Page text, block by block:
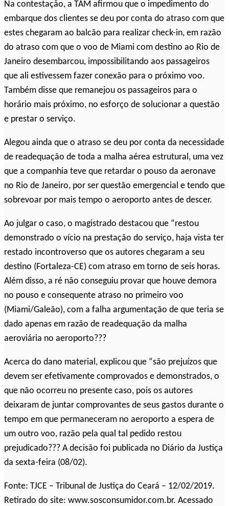
Na contestação, a TAM afirmou que o impedimento do
embarque dos clientes se deu por conta do atraso com que
estes chegaram ao balcão para realizar check-in, em razão
do atraso com que o voo de Miami com destino ao Rio de
Janeiro desembarcou, impossibilitando aos passageiros
que ali estivessem fazer conexão para o próximo voo.
Também disse que remanejou os passageiros para o
horário mais próximo, no esforço de solucionar a questão
e prestar o serviço.
Alegou ainda que o atraso se deu por conta da necessidade
de readequação de toda a malha aérea estrutural, uma vez
que a companhia teve que retardar o pouso da aeronave
no Rio de Janeiro, por ser questão emergencial e tendo que
sobrevoar por mais tempo o aeroporto antes de descer.
Ao julgar o caso, o magistrado destacou que “restou
demonstrado o vício na prestação do serviço, haja vista ter
restado incontroverso que os autores chegaram a seu
destino (Fortaleza-CE) com atraso em torno de seis horas.
Além disso, a ré não conseguiu provar que houve demora
no pouso e consequente atraso no primeiro voo
(Miami/Galeão), com a falha argumentação de que teria se
dado apenas em razão de readequação da malha
aeroviária no aeroporto???
Acerca do dano material, explicou que “são prejuízos que
devem ser efetivamente comprovados e demonstrados, o
que não ocorreu no presente caso, pois os autores
deixaram de juntar comprovantes de seus gastos durante o
tempo em que permaneceram no aeroporto a espera de
um outro voo, razão pela qual tal pedido restou
prejudicado??? A decisão foi publicada no Diário da Justiça
da sexta-feira (08/02).
Fonte: TJCE – Tribunal de Justiça do Ceará – 12/02/2019.
Retirado do site: www.sosconsumidor.com.br. Acessado